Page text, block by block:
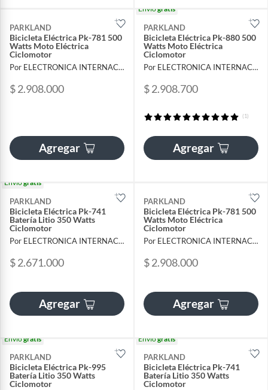
PARKLAND
Bicicleta Eléctrica Pk-781 500
Watts Moto Eléctrica
Ciclomotor
Por ELECTRONICA INTERNACIONAL LAG SAS
$ 2.908.000
Agregar
Envíogratis
PARKLAND
Bicicleta Eléctrica Pk-880 500
Watts Moto Eléctrica
Ciclomotor
Por ELECTRONICA INTERNACIONAL LAG SAS
$ 2.908.700
(1)
Agregar
Envíogratis
PARKLAND
Bicicleta Eléctrica Pk-741
Batería Litio 350 Watts
Ciclomotor
Por ELECTRONICA INTERNACIONAL LAG SAS
$ 2.671.000
Agregar
PARKLAND
Bicicleta Eléctrica Pk-781 500
Watts Moto Eléctrica
Ciclomotor
Por ELECTRONICA INTERNACIONAL LAG SAS
$ 2.908.000
Agregar
Envíogratis
PARKLAND
Bicicleta Eléctrica Pk-995
Batería Litio 350 Watts
Ciclomotor
Envíogratis
PARKLAND
Bicicleta Eléctrica Pk-741
Batería Litio 350 Watts
Ciclomotor